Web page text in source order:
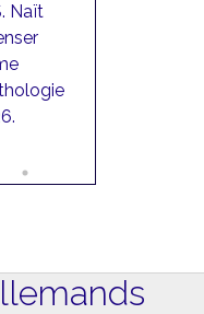
Naït